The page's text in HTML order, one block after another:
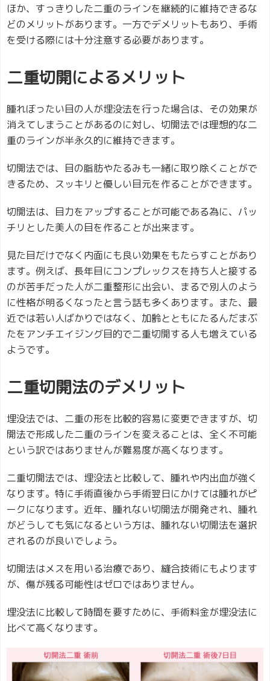
ほか、すっきりした二重のラインを継続的に維持できるな
どのメリットがあります。一方でデメリットもあり、手術
を受ける際には十分注意する必要があります。
二重切開によるメリット
腫れぼったい目の人が埋没法を行った場合は、その効果が
消えてしまうことがあるのに対し、切開法では理想的な二
重のラインが半永久的に維持できます。
切開法では、目の脂肪やたるみも一緒に取り除くことがで
きるため、スッキリと優しい目元を作ることができます。
切開法は、目力をアップすることが可能である為に、パッ
チリとした美人の目を作ることが出来ます。
見た目だけでなく内面にも良い効果をもたらすことがあり
ます。例えば、長年目にコンプレックスを持ち人と接する
のが苦手だった人が二重整形に出会い、まるで別人のよう
に性格が明るくなったと言う話も多くあります。また、最
近では若い人ばかりではなく、加齢とともにたるんだまぶ
たをアンチエイジング目的で二重切開する人も増えている
ようです。
二重切開法のデメリット
埋没法では、二重の形を比較的容易に変更できますが、切
開法で形成した二重のラインを変えることは、全く不可能
という訳ではありませんが難易度が高くなります。
二重切開法では、埋没法と比較して、腫れや内出血が強く
なります。特に手術直後から手術翌日にかけては腫れがピ
ークになります。近年、腫れない切開法が開発され、腫れ
がどうしても気になるという方は、腫れない切開法を選択
されるのが良いでしょう。
切開法はメスを用いる治療であり、縫合技術にもよります
が、傷が残る可能性はゼロではありません。
埋没法に比較して時間を要すために、手術料金が埋没法に
比べて高くなります。